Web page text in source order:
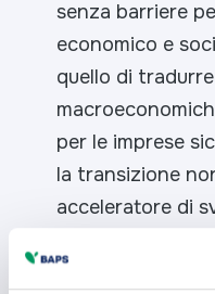
senza barriere
economico e
quello di
per le imprese
la transizione
acceleratore di
Simone Bini